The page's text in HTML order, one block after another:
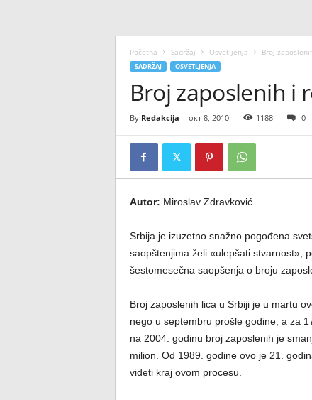
Početna Sadržaj Osvetljenja Broj
SADRŽAJ OSVETLJENJA
Broj zaposlenih i
By Redakcija - окт 8, 2010 1188 0
Autor: Miroslav Zdravković
Srbija je izuzetno snažno pogođena
saopštenjima želi «ulepšati stvarnost»,
šestomesečna saopšenja o broju
Broj zaposlenih lica u Srbiji je u martu
nego u septembru prošle godine, a za
na 2004. godinu broj zaposlenih je
milion. Od 1989. godine ovo je 21.
videti kraj ovom procesu.